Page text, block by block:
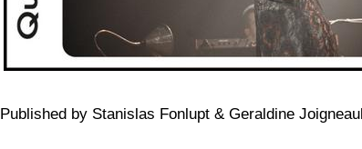
Published by Stanislas Fonlupt & Geraldine